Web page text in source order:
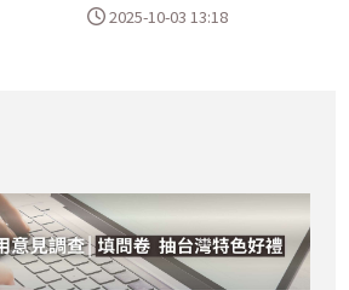
2025-10-03 13:18